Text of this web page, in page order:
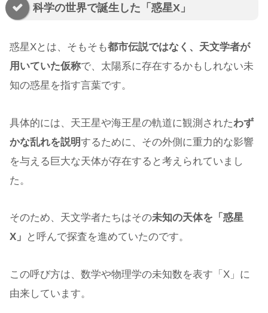
科学の世界で誕生した「惑星X」
惑星Xとは、そもそも都市伝説ではなく、天文学者が
用いていた仮称で、太陽系に存在するかもしれない未
知の惑星を指す言葉です。
具体的には、天王星や海王星の軌道に観測されたわず
かな乱れを説明するために、その外側に重力的な影響
を与える巨大な天体が存在すると考えられていまし
た。
そのため、天文学者たちはその未知の天体を「惑星
X」
と呼んで探査を進めていたのです。
この呼び方は、数学や物理学の未知数を表す「X」に
由来しています。